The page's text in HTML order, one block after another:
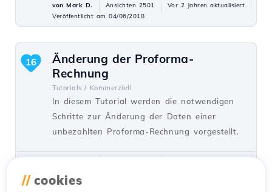
von Mark D. Ansichten 2501
Vor 2 Jahren aktualisiert
Veröffentlicht am 04/06/2018
Änderung der Proforma-
Rechnung
Tutorials / Kommerziell
In diesem Tutorial werden die notwendigen
Schritte zur Änderung der Daten einer
unbezahlten Proforma-Rechnung vorgestellt.
16
von Mark D. Ansichten 6689
Aktualisiert vor 3 Jahren
// cookies